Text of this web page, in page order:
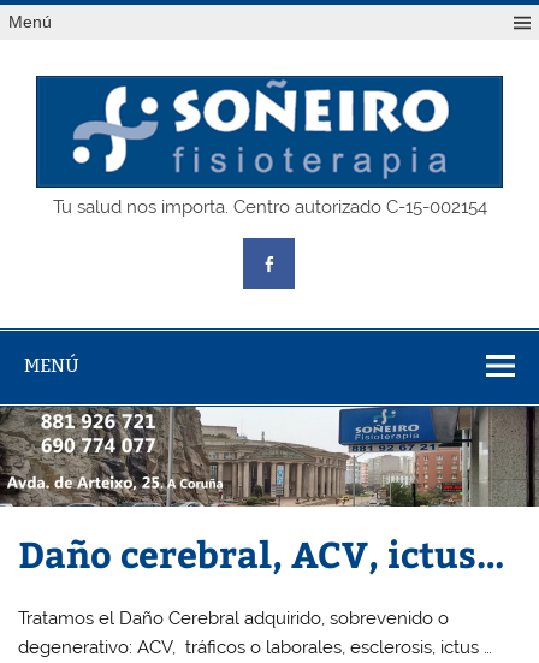
Saltar
alMenú
SOÑEIRO
Tu salud nos importa. Centro autorizado C-15-002154
MENÚ
Daño cerebral, ACV, ictus…
Tratamos el Daño Cerebral adquirido, sobrevenido o
degenerativo: ACV, tráficos o laborales, esclerosis, ictus …